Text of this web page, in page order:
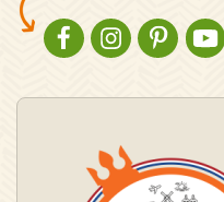
NATURESCANNER OP